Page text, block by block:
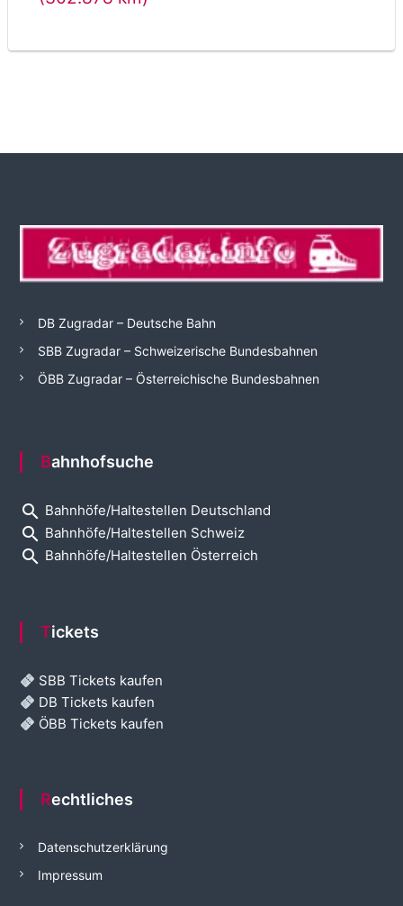
DB Zugradar – Deutsche Bahn
SBB Zugradar – Schweizerische Bundesbahnen
ÖBB Zugradar – Österreichische Bundesbahnen
Bahnhofsuche
search Bahnhöfe/Haltestellen Deutschland
search Bahnhöfe/Haltestellen Schweiz
search Bahnhöfe/Haltestellen Österreich
Tickets
SBB Tickets kaufen
DB Tickets kaufen
ÖBB Tickets kaufen
Rechtliches
Datenschutzerklärung
Impressum